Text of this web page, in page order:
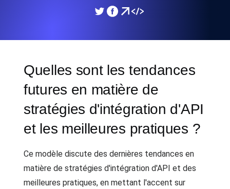
Quelles sont les tendances
futures en matière de
stratégies d'intégration d'API
et les meilleures pratiques ?
Ce modèle discute des dernières tendances en
matière de stratégies d'intégration d'API et des
meilleures pratiques, en mettant l'accent sur